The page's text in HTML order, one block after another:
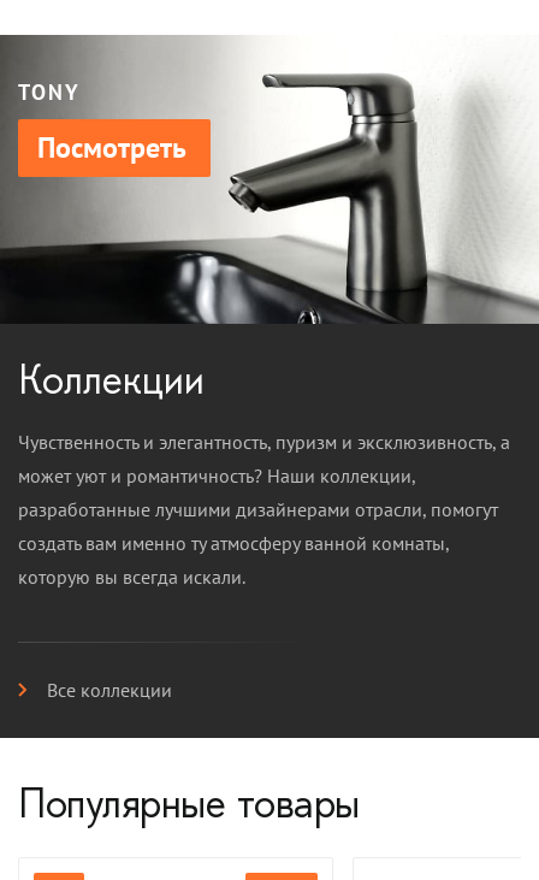
TONY
Посмотреть
Коллекции
Чувственность и элегантность, пуризм и эксклюзивность, а
может уют и романтичность? Наши коллекции,
разработанные лучшими дизайнерами отрасли, помогут
создать вам именно ту атмосферу ванной комнаты,
которую вы всегда искали.
Все коллекции
Популярные товары